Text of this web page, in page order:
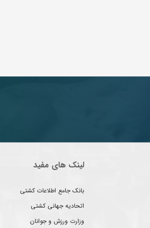
لینک های مفید
بانک جامع اطلاعات کشتی
اتحادیه جهانی کشتی
وزارت ورزش و جوانان